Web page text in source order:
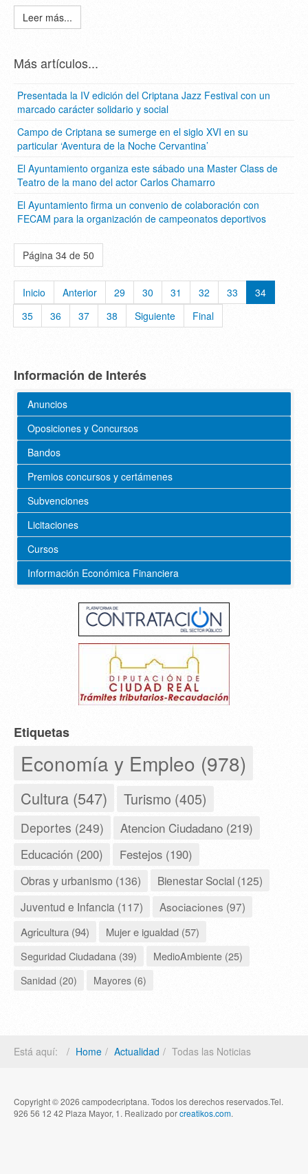
Leer más...
Más artículos...
Presentada la IV edición del Criptana Jazz Festival con un
marcado carácter solidario y social
Campo de Criptana se sumerge en el siglo XVI en su
particular ‘Aventura de la Noche Cervantina’
El Ayuntamiento organiza este sábado una Master Class de
Teatro de la mano del actor Carlos Chamarro
El Ayuntamiento firma un convenio de colaboración con
FECAM para la organización de campeonatos deportivos
Página 34 de 50
Inicio Anterior 29 30 31 32 33
34
35
36 37 38 Siguiente Final
Información de Interés
Anuncios
Oposiciones y Concursos
Bandos
Premios concursos y certámenes
Subvenciones
Licitaciones
Cursos
Información Económica Financiera
Etiquetas
Economía y Empleo (978)
Cultura (547) Turismo (405)
Deportes (249) Atencion Ciudadano (219)
Educación (200) Festejos (190)
Obras y urbanismo (136)
Bienestar Social (125)
Juventud e Infancia (117)
Asociaciones (97)
Agricultura (94)
Mujer e igualdad (57)
Seguridad Ciudadana (39)
MedioAmbiente (25)
Sanidad (20)
Mayores (6)
Está aquí: Home Actualidad Todas las Noticias
Copyright © 2026 campodecriptana. Todos los derechos reservados.Tel.
926 56 12 42 Plaza Mayor, 1. Realizado porcreatikos.com.